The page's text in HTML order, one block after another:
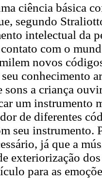
ciência básica
segundo
intelectual da
com o
novos
conhecimento
sons a criança
um instrumento
de diferentes
seu instrumento.
já que a
exteriorização
para as